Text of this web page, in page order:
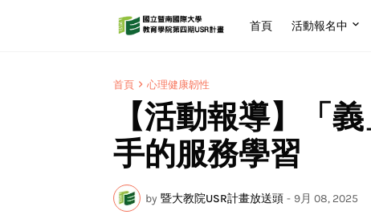
首頁 活動報名中
首頁 心理健康韌性
【活動報導】「
手的服務學習
by 暨大教院USR計畫放送頭 - 9月 08, 2025